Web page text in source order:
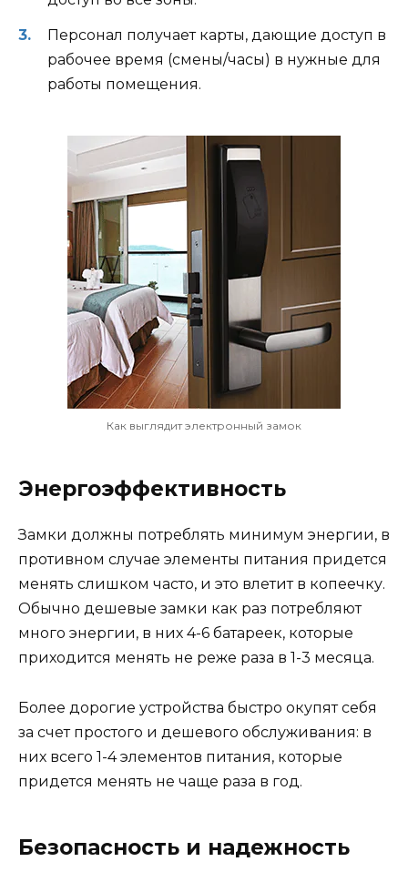
Персонал получает карты, дающие доступ в
рабочее время (смены/часы) в нужные для
работы помещения.
Как выглядит электронный замок
Энергоэффективность
Замки должны потреблять минимум энергии, в
противном случае элементы питания придется
менять слишком часто, и это влетит в копеечку.
Обычно дешевые замки как раз потребляют
много энергии, в них 4-6 батареек, которые
приходится менять не реже раза в 1-3 месяца.
Более дорогие устройства быстро окупят себя
за счет простого и дешевого обслуживания: в
них всего 1-4 элементов питания, которые
придется менять не чаще раза в год.
Безопасность и надежность